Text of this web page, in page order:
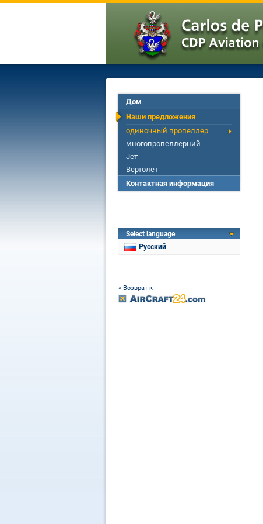
Дом
Наши предложения
одиночный пропеллер
многопропеллерний
Jет
Вертолет
Контактная информация
Select language
Русский
« Возврат к